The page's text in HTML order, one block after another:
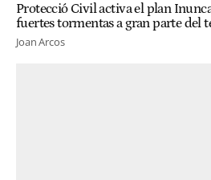
Protecció Civil activa el plan
fuertes tormentas a gran parte del
Joan Arcos